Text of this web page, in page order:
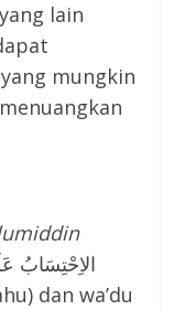
lain
mungkin
dan wa’du